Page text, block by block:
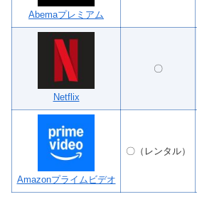
Abemaプレミアム
Netflix
〇
Amazonプライムビデオ
〇（レンタル）